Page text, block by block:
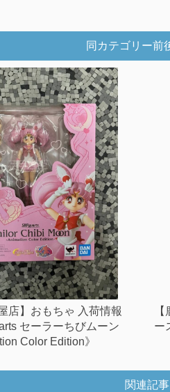
同カテゴリー前
店】おもちゃ 入荷情報
セーラーちびムーン
Color Edition》
ー
関連記事